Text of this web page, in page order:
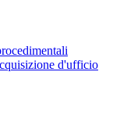
d'ufficio